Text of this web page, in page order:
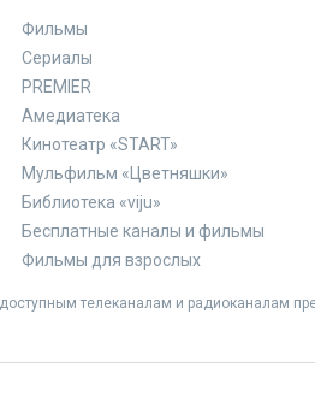
Фильмы
Сериалы
PREMIER
Амедиатека
Кинотеатр «START»
Мульфильм «Цветняшки»
Библиотека «viju»
Бесплатные каналы и фильмы
Фильмы для взрослых
телеканалам и радиоканалам